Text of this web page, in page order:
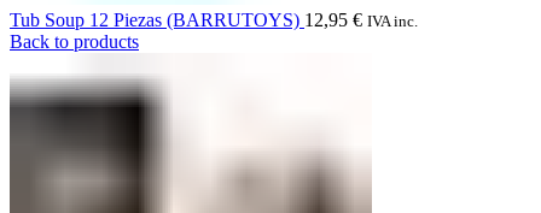
Tub Soup 12 Piezas (BARRUTOYS) 12,95 € IVA inc.
Back to products